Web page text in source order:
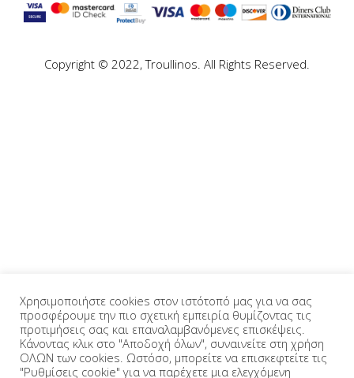
Copyright © 2022, Troullinos. All Rights Reserved.
Χρησιμοποιήστε cookies στον ιστότοπό μας για να σας
προσφέρουμε την πιο σχετική εμπειρία θυμίζοντας τις
προτιμήσεις σας και επαναλαμβανόμενες επισκέψεις.
Κάνοντας κλικ στο "Αποδοχή όλων", συναινείτε στη χρήση
ΟΛΩΝ των cookies. Ωστόσο, μπορείτε να επισκεφτείτε τις
"Ρυθμίσεις cookie" για να παρέχετε μια ελεγχόμενη